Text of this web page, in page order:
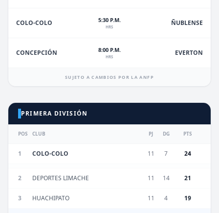
COLO-COLO 5:30 P.M.
HRS ÑUBLENSE
CONCEPCIÓN 8:00 P.M.
HRS EVERTON
SUJETO A CAMBIOS POR LA ANFP
PRIMERA DIVISIÓN
POS CLUB PJ DG PTS
1 COLO-COLO 11 7 24
2 DEPORTES LIMACHE 11 14 21
3 HUACHIPATO 11 4 19